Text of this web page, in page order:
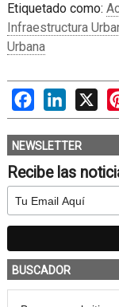
Etiquetado como:
Infraestructura
Urbana
FacebookLinkedIn
X
NEWSLETTER
Recibe las
BUSCADOR